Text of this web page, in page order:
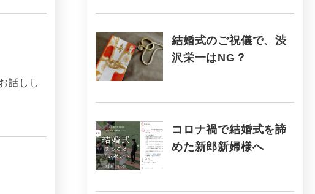
話しし
結婚式のご祝儀で、渋
沢栄一はNG？
コロナ禍で結婚式を諦
めた新郎新婦様へ